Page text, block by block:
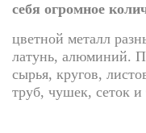
себя огромное
цветной металл
латунь, алюминий.
сырья, кругов,
труб, чушек, сеток и